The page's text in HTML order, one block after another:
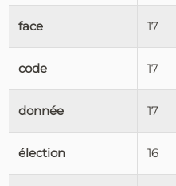
face 17
code 17
donnée 17
élection 16